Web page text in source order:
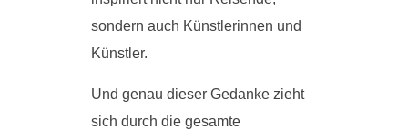
sondern auch Künstlerinnen und
Künstler.
Und genau dieser Gedanke zieht
sich durch die gesamte